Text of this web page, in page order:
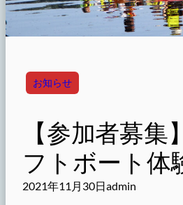
お知らせ
【参加者募集
フトボート体
2021年11月30日admin